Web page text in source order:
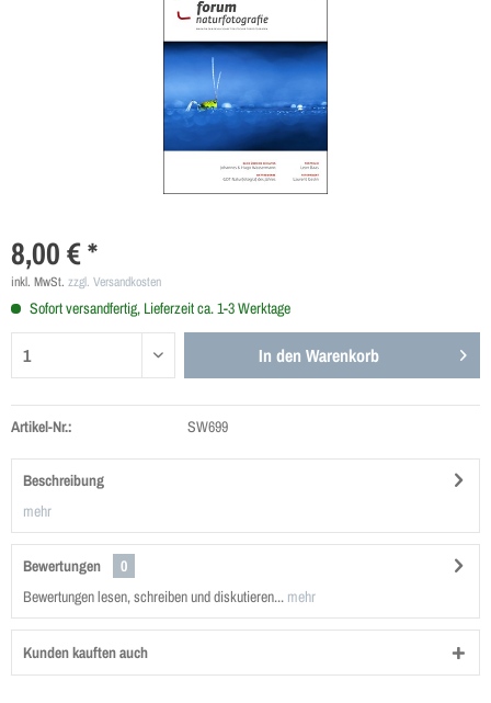
8,00 € *
inkl. MwSt. zzgl. Versandkosten
Sofort versandfertig, Lieferzeit ca. 1-3 Werktage
In den Warenkorb
Artikel-Nr.: SW699
Beschreibung
mehr
Bewertungen
0
Bewertungen lesen, schreiben und diskutieren... mehr
Kunden kauften auch